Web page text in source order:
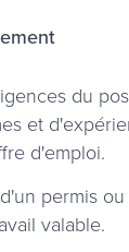
du
et
d'emploi.
permis
valable.